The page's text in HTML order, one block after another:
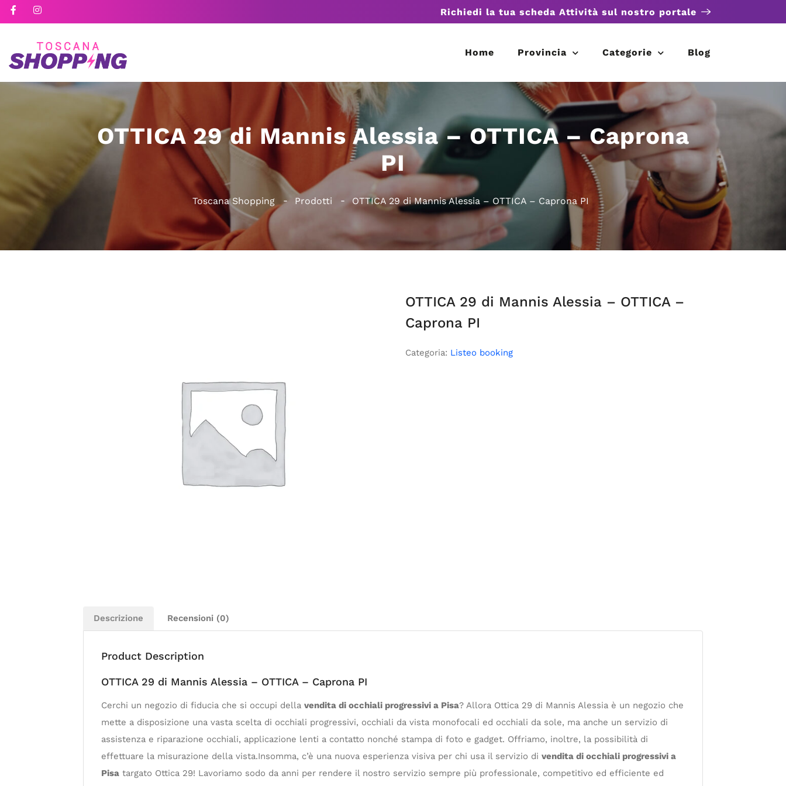
Richiedi la tua scheda Attività sul nostro portale
Home Provincia Categorie Blog
OTTICA 29 di Mannis Alessia – OTTICA – Caprona
PI
Toscana Shopping Prodotti OTTICA 29 di Mannis Alessia – OTTICA – Caprona PI
OTTICA 29 di Mannis Alessia – OTTICA –
Caprona PI
Categoria: Listeo booking
Descrizione Recensioni (0)
Product Description
OTTICA 29 di Mannis Alessia – OTTICA – Caprona PI
Cerchi un negozio di fiducia che si occupi della vendita di occhiali progressivi a Pisa? Allora Ottica 29 di Mannis Alessia è un negozio che
mette a disposizione una vasta scelta di occhiali progressivi, occhiali da vista monofocali ed occhiali da sole, ma anche un servizio di
assistenza e riparazione occhiali, applicazione lenti a contatto nonché stampa di foto e gadget. Offriamo, inoltre, la possibilità di
effettuare la misurazione della vista.Insomma, c’è una nuova esperienza visiva per chi usa il servizio di vendita di occhiali progressivi a
Pisa targato Ottica 29! Lavoriamo sodo da anni per rendere il nostro servizio sempre più professionale, competitivo ed efficiente ed